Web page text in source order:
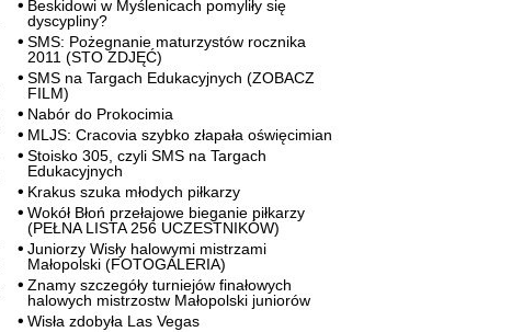
Beskidowi w Myślenicach pomyliły się
dyscypliny?
SMS: Pożegnanie maturzystów rocznika
2011 (STO ZDJĘĆ)
SMS na Targach Edukacyjnych (ZOBACZ
FILM)
Nabór do Prokocimia
MLJS: Cracovia szybko złapała oświęcimian
Stoisko 305, czyli SMS na Targach
Edukacyjnych
Krakus szuka młodych piłkarzy
Wokół Błoń przełajowe bieganie piłkarzy
(PEŁNA LISTA 256 UCZESTNIKÓW)
Juniorzy Wisły halowymi mistrzami
Małopolski (FOTOGALERIA)
Znamy szczegóły turniejów finałowych
halowych mistrzostw Małopolski juniorów
Wisła zdobyła Las Vegas